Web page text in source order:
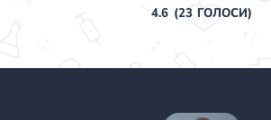
4.6(23ГОЛОСИ)